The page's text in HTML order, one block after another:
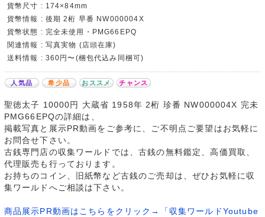
貨幣尺寸 : 174×84mm
貨幣情報 : 後期 2桁 早番 NW000004X
貨幣状態 : 完全未使用・PMG66EPQ
関連情報 : 写真実物 (店頭在庫)
送料情報 : 360円〜(梱包代込み同梱可)
人気品 希少品 おススメ チャンス
聖徳太子 10000円 大蔵省 1958年 2桁 珍番 NW000004X 完未
PMG66EPQの詳細は、
掲載写真と展示PR動画をご参考に、ご不明点ご要望はお気軽に
お問合せ下さい。
古銭専門店の収集ワールドでは、古銭の無料鑑定、高価買取、
代理販売も行っております。
お持ちのコイン、旧紙幣など古銭のご売却は、ぜひお気軽に収
集ワールドへご相談は下さい。
商品展示PR動画はこちらをクリック→「収集ワールドYoutube